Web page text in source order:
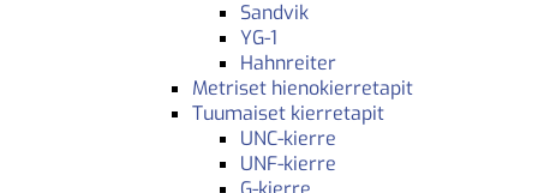
Sandvik
YG-1
Hahnreiter
Metriset hienokierretapit
Tuumaiset kierretapit
UNC-kierre
UNF-kierre